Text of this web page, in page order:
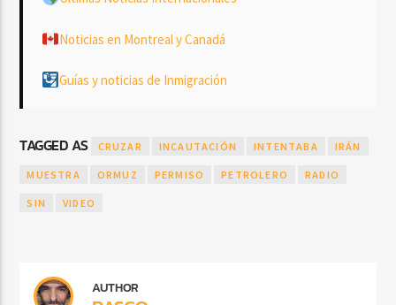
Noticias en Montreal y Canadá
Guías y noticias de Inmigración
TAGGED AS CRUZAR INCAUTACIÓN INTENTABA IRÁN
MUESTRA ORMUZ PERMISO PETROLERO RADIO
SIN VIDEO
AUTHOR